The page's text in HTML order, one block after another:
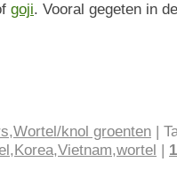
goji. Vooral gegeten in
,Wortel/knol groenten |
,Korea,Vietnam,wortel |